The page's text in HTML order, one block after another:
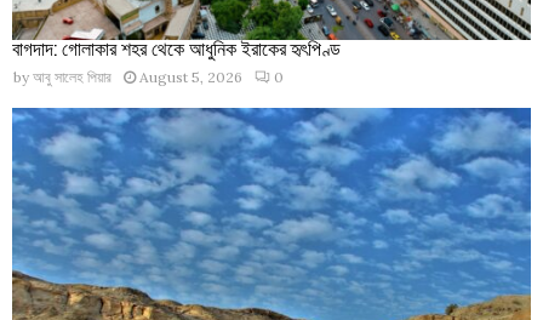
বাগদাদ: গোলাকার শহর থেকে আধুনিক ইরাকের হৃৎপিণ্ড
by আবু সালেহ পিয়ার August 5, 2026 0